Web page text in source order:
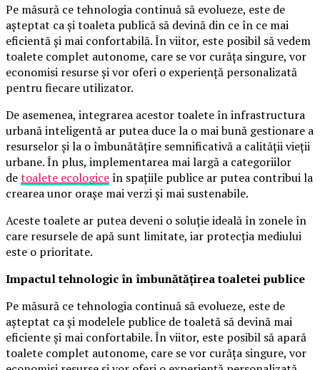
Pe măsură ce tehnologia continuă să evolueze, este de
așteptat ca și toaleta publică să devină din ce în ce mai
eficientă și mai confortabilă. În viitor, este posibil să vedem
toalete complet autonome, care se vor curăța singure, vor
economisi resurse și vor oferi o experiență personalizată
pentru fiecare utilizator.
De asemenea, integrarea acestor toalete în infrastructura
urbană inteligentă ar putea duce la o mai bună gestionare a
resurselor și la o îmbunătățire semnificativă a calității vieții
urbane. În plus, implementarea mai largă a categoriilor
detoalete ecologiceîn spațiile publice ar putea contribui la
crearea unor orașe mai verzi și mai sustenabile.
Aceste toalete ar putea deveni o soluție ideală în zonele în
care resursele de apă sunt limitate, iar protecția mediului
este o prioritate.
Impactul tehnologic în îmbunătățirea toaletei publice
Pe măsură ce tehnologia continuă să evolueze, este de
așteptat ca și modelele publice de toaletă să devină mai
eficiente și mai confortabile. În viitor, este posibil să apară
toalete complet autonome, care se vor curăța singure, vor